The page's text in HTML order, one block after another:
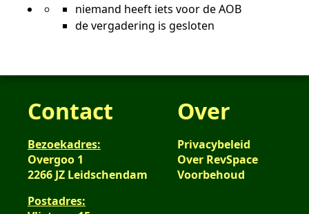
niemand heeft iets voor de AOB
de vergadering is gesloten
Contact
Bezoekadres:
Overgoo 1
2266 JZ Leidschendam
Postadres:
Over
Privacybeleid
Over RevSpace
Voorbehoud